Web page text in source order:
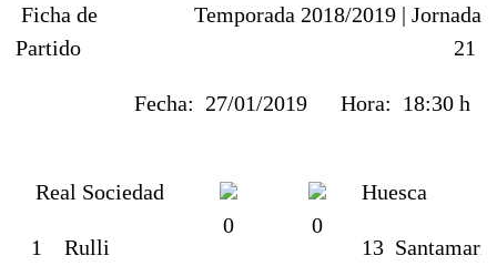
Ficha de
Partido
Temporada 2018/2019 | Jornada
21
Fecha: 27/01/2019 Hora: 18:30 h
Real Sociedad
1
Rulli
0 0
Huesca
13 Santamaria